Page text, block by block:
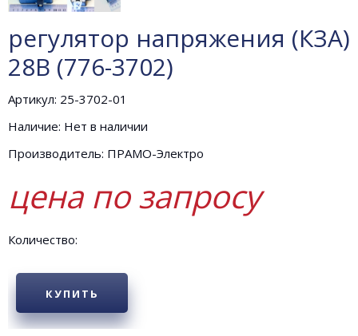
регулятор напряжения (КЗА)
28В (776-3702)
Артикул: 25-3702-01
Наличие: Нет в наличии
Производитель: ПРАМО-Электро
цена по запросу
Количество:
КУПИТЬ